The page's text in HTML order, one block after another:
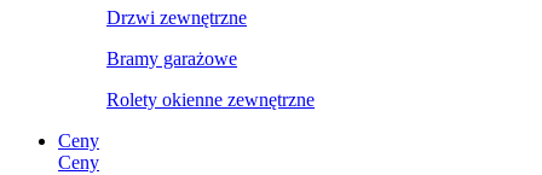
Drzwi zewnętrzne
Bramy garażowe
Rolety okienne zewnętrzne
Ceny
Ceny